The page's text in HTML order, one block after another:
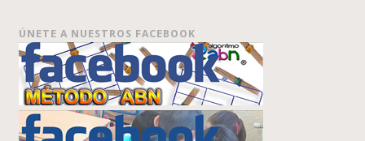
ÚNETE A NUESTROS FACEBOOK